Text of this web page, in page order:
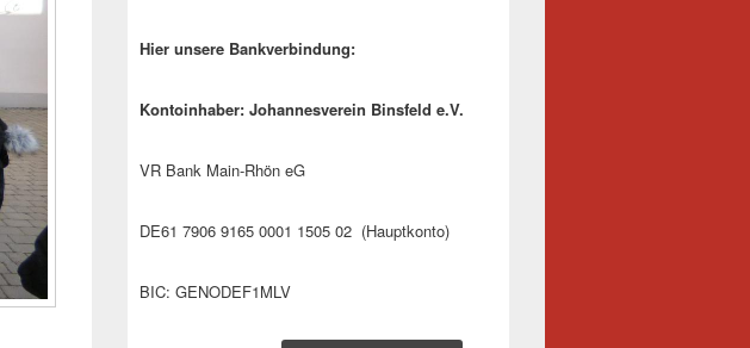
Hier unsere Bankverbindung:
Kontoinhaber: Johannesverein Binsfeld e.V.
VR Bank Main-Rhön eG
DE61 7906 9165 0001 1505 02 (Hauptkonto)
BIC: GENODEF1MLV